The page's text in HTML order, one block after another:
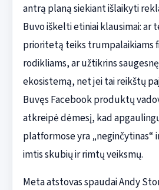
antrą planą siekiant išlaikyti
Buvo iškelti etiniai klausimai: ar
prioritetą teiks trumpalaikiams
rodikliams, ar užtikrins
ekosistemą, net jei tai reikštų
Buvęs Facebook produktų
atkreipė dėmesį, kad
platformose yra „neginčytinas“
imtis skubių ir rimtų veiksmų.
Meta atstovas spaudai Andy